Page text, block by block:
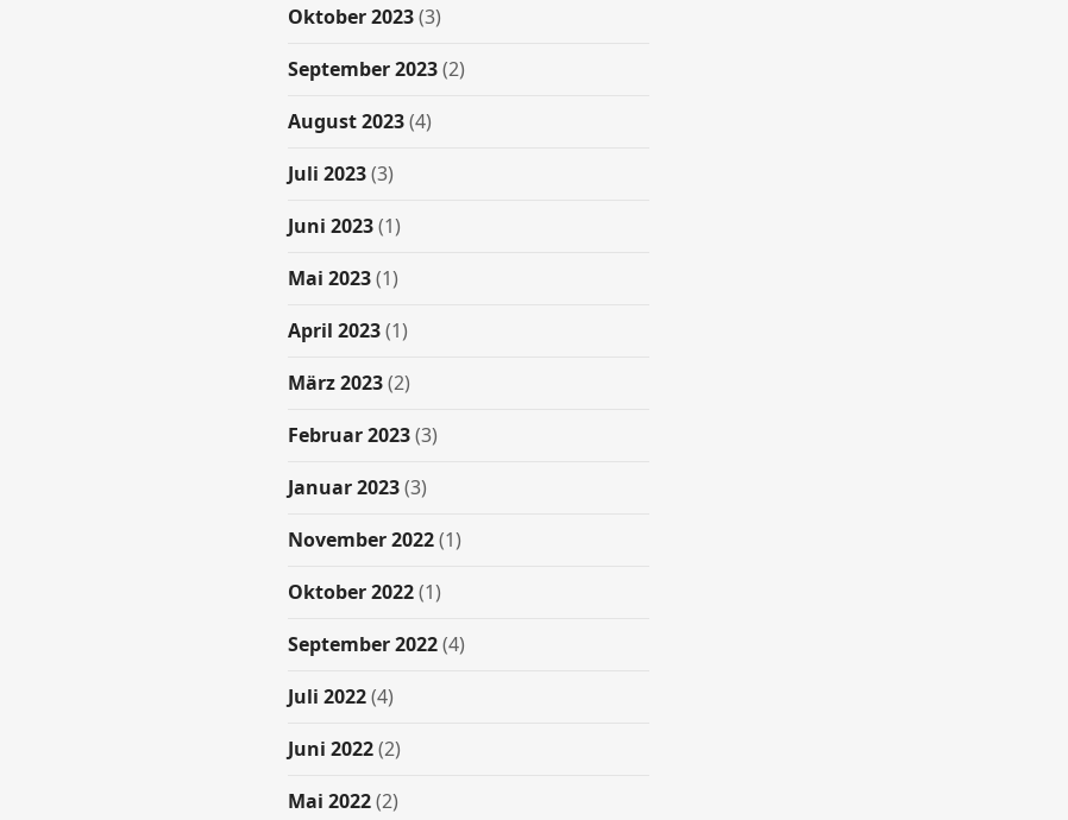
Oktober 2023(3)
September 2023(2)
August 2023(4)
Juli 2023(3)
Juni 2023(1)
Mai 2023(1)
April 2023(1)
März 2023(2)
Februar 2023(3)
Januar 2023(3)
November 2022(1)
Oktober 2022(1)
September 2022(4)
Juli 2022(4)
Juni 2022(2)
Mai 2022(2)